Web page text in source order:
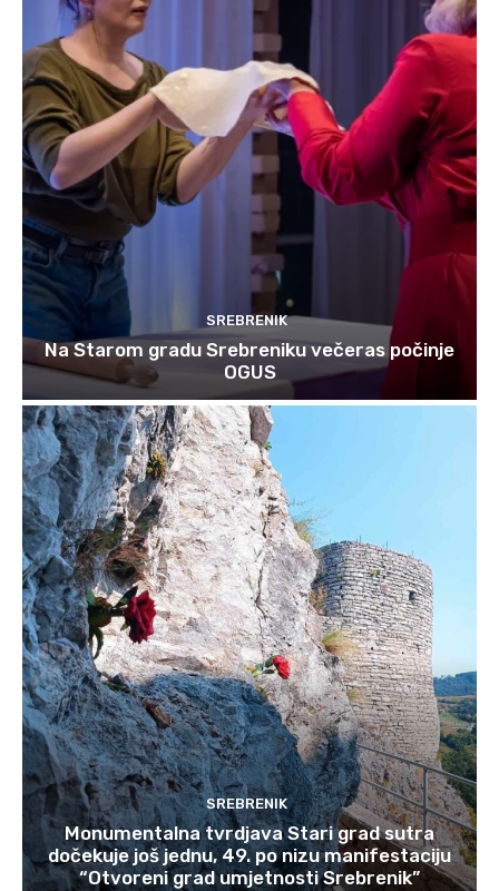
SREBRENIK
Na Starom gradu Srebreniku večeras počinje
OGUS
SREBRENIK
Monumentalna tvrdjava Stari grad sutra
dočekuje još jednu, 49. po nizu manifestaciju
“Otvoreni grad umjetnosti Srebrenik”